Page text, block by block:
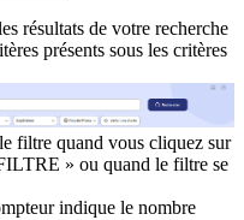
résultats de votre recherche
présents sous les critères
filtre quand vous cliquez sur
» ou quand le filtre se
indique le nombre